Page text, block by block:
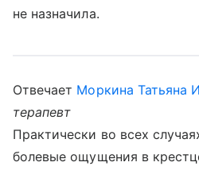
не назначила.
Отвечает Моркина Татьяна
терапевт
Практически во всех
болевые ощущения в